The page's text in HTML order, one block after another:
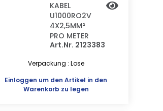
KABEL
U1000RO2V
4X2,5MM²
PRO METER
Art.Nr. 2123383
Verpackung : Lose
Einloggen um den Artikel in den
Warenkorb zu legen